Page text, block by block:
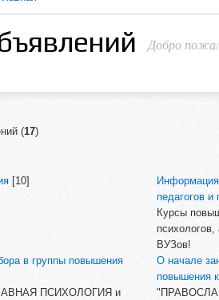
Добро
(17)
[10]
педагогов и
Курсы
ВУЗов!
в группы повышения
ПСИХОЛОГИЯ и
О начале
повышения